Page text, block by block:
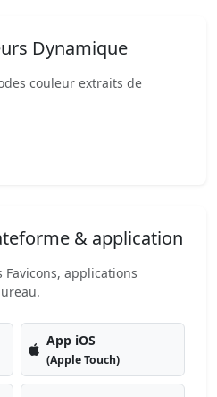
Dynamique
couleur extraits de
& application
Favicons, applications
App iOS
(Apple Touch)